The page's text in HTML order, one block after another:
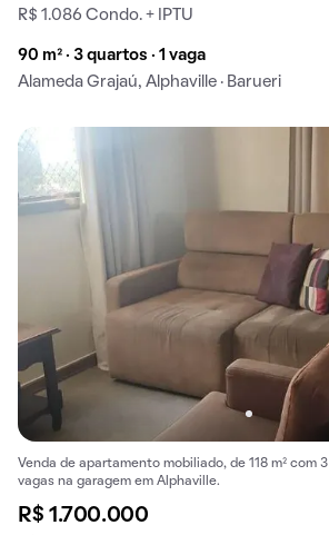
R$ 1.086 Condo. + IPTU
90 m² · 3 quartos · 1 vaga
Alameda Grajaú, Alphaville · Barueri
Venda de apartamento mobiliado, de 118 m² com
vagas na garagem em Alphaville.
R$ 1.700.000